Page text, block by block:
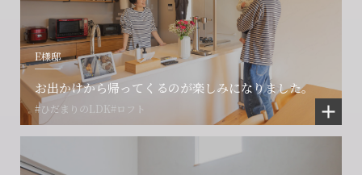
E様邸
お出かけから帰ってくるのが楽しみになりました。
#ひだまりのLDK#ロフト